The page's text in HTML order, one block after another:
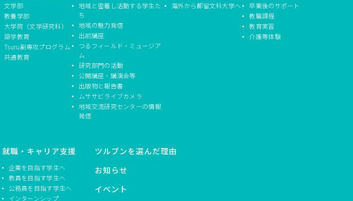
文学部
教養学部
大学院（文学研究科）
語学教育
Tsuru副専攻プログラム
共通教育
地域と密着し活動する学生た
ち
地域の魅力発信
出前講座
つるフィールド・ミュージア
ム
研究部門の活動
公開講座・講演会等
出版物と報告書
ムササビライブカメラ
地域交流研究センターの情報
発信
海外から都留文科大学へ
卒業後のサポート
教職課程
教育実習
介護等体験
就職・キャリア支援
企業を目指す学生へ
教員を目指す学生へ
公務員を目指す学生へ
インターンシップ
ツルブンを選んだ理由
お知らせ
イベント